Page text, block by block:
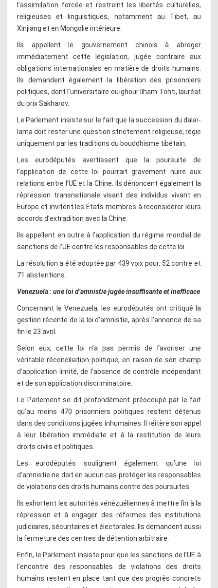
l’assimilation forcée et restreint les libertés culturelles,
religieuses et linguistiques, notamment au Tibet, au
Xinjiang et en Mongolie intérieure.
Ils appellent le gouvernement chinois à abroger
immédiatement cette législation, jugée contraire aux
obligations internationales en matière de droits humains.
Ils demandent également la libération des prisonniers
politiques, dont l’universitaire ouïghour Ilham Tohti, lauréat
du prix Sakharov.
Le Parlement insiste sur le fait que la succession du dalaï-
lama doit rester une question strictement religieuse, régie
uniquement par les traditions du bouddhisme tibétain.
Les eurodéputés avertissent que la poursuite de
l’application de cette loi pourrait gravement nuire aux
relations entre l’UE et la Chine. Ils dénoncent également la
répression transnationale visant des individus vivant en
Europe et invitent les États membres à reconsidérer leurs
accords d’extradition avec la Chine.
Ils appellent en outre à l’application du régime mondial de
sanctions de l’UE contre les responsables de cette loi.
La résolution a été adoptée par 439 voix pour, 52 contre et
71 abstentions.
Venezuela : une loi d’amnistie jugée insuffisante et inefficace
Concernant le Venezuela, les eurodéputés ont critiqué la
gestion récente de la loi d’amnistie, après l’annonce de sa
fin le 23 avril.
Selon eux, cette loi n’a pas permis de favoriser une
véritable réconciliation politique, en raison de son champ
d’application limité, de l’absence de contrôle indépendant
et de son application discriminatoire.
Le Parlement se dit profondément préoccupé par le fait
qu’au moins 470 prisonniers politiques restent détenus
dans des conditions jugées inhumaines. Il réitère son appel
à leur libération immédiate et à la restitution de leurs
droits civils et politiques.
Les eurodéputés soulignent également qu’une loi
d’amnistie ne doit en aucun cas protéger les responsables
de violations des droits humains contre des poursuites.
Ils exhortent les autorités vénézuéliennes à mettre fin à la
répression et à engager des réformes des institutions
judiciaires, sécuritaires et électorales. Ils demandent aussi
la fermeture des centres de détention arbitraire.
Enfin, le Parlement insiste pour que les sanctions de l’UE à
l’encontre des responsables de violations des droits
humains restent en place tant que des progrès concrets